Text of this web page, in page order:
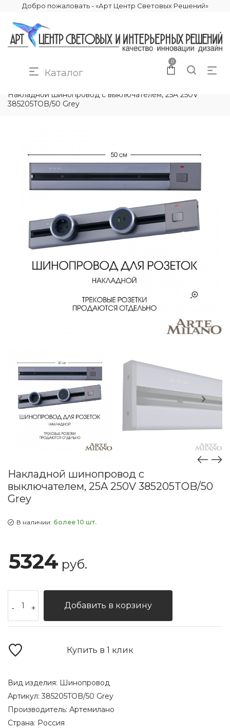
Добро пожаловать - «Арт Центр Световых Решений»
Каталог
0
Накладной шинопровод с выключателем, 25A 250V
385205TOB/50 Grey
Накладной шинопровод с
выключателем, 25A 250V 385205TOB/50
Grey
В наличии: более 10 шт.
5324 руб.
- + Добавить в корзину
Купить в 1 клик
Вид изделия: Шинопровод
Артикул:385205TOB/50 Grey
Производитель: Артемилано
Страна: Россия